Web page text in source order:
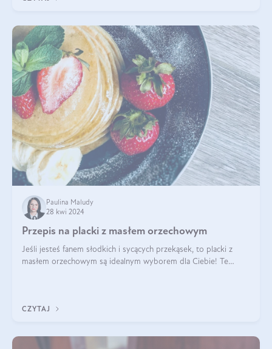
Paulina Maludy
28 kwi 2024
Przepis na placki z masłem orzechowym
Jeśli jesteś fanem słodkich i sycących przekąsek, to placki z
masłem orzechowym są idealnym wyborem dla Ciebie! Te
CZYTAJ